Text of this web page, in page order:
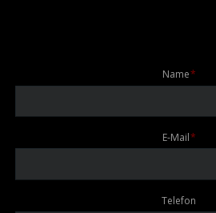
Pflichtfeld
Name*
Pflichtfeld
E-Mail*
Telefon